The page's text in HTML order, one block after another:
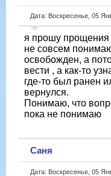
Дата: Воскресенье, 05
я прошу прощения
не совсем
освобожден, а
вести , а как-то
где-то был ранен
вернулся.
Понимаю, что
пока не понимаю
Саня
Дата: Воскресенье, 05